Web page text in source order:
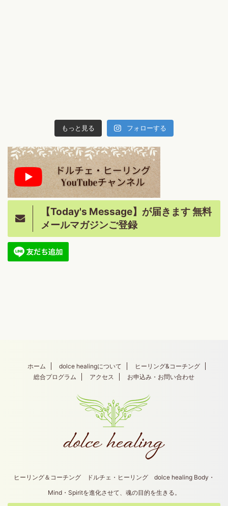
もっと見る フォローする
【Today's Message】が届きます 無料
メールマガジンご登録
ホーム dolce healingについて
ヒーリング&コーチング
総合プログラム
アクセス お申込み・お問い合わせ
ヒーリング＆コーチング ドルチェ・ヒーリング dolce healing Body・
Mind・Spiritを進化させて、魂の目的を生きる。